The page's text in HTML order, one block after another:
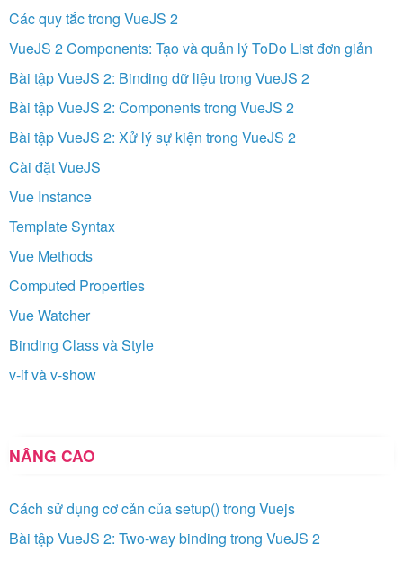
Các quy tắc trong VueJS 2
VueJS 2 Components: Tạo và quản lý ToDo List đơn giản
Bài tập VueJS 2: Binding dữ liệu trong VueJS 2
Bài tập VueJS 2: Components trong VueJS 2
Bài tập VueJS 2: Xử lý sự kiện trong VueJS 2
Cài đặt VueJS
Vue Instance
Template Syntax
Vue Methods
Computed Properties
Vue Watcher
Binding Class và Style
v-if và v-show
NÂNG CAO
Cách sử dụng cơ cản của setup() trong Vuejs
Bài tập VueJS 2: Two-way binding trong VueJS 2